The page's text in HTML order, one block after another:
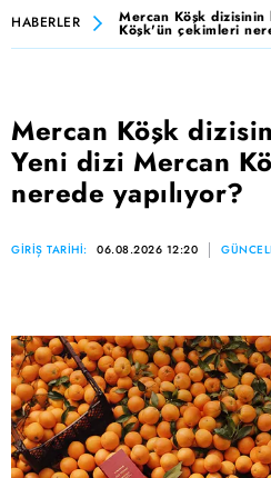
HABERLER Mercan Köşk
Köşk'ün çekimleri
Mercan Köşk
Yeni dizi Mercan
nerede yapılıyor?
GİRİŞ TARİHİ: 06.08.2026 12:20